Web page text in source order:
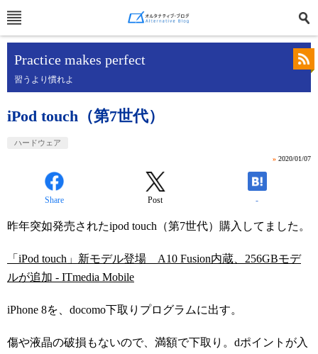
Practice makes perfect
習うより慣れよ
iPod touch（第7世代）
ハードウェア
» 2020/01/07
Share Post -
昨年突如発売されたipod touch（第7世代）購入してました。
「iPod touch」新モデル登場 A10 Fusion内蔵、256GBモデ
ルが追加 - ITmedia Mobile
iPhone 8を、docomo下取りプログラムに出す。
傷や液晶の破損もないので、満額で下取り。dポイントが入